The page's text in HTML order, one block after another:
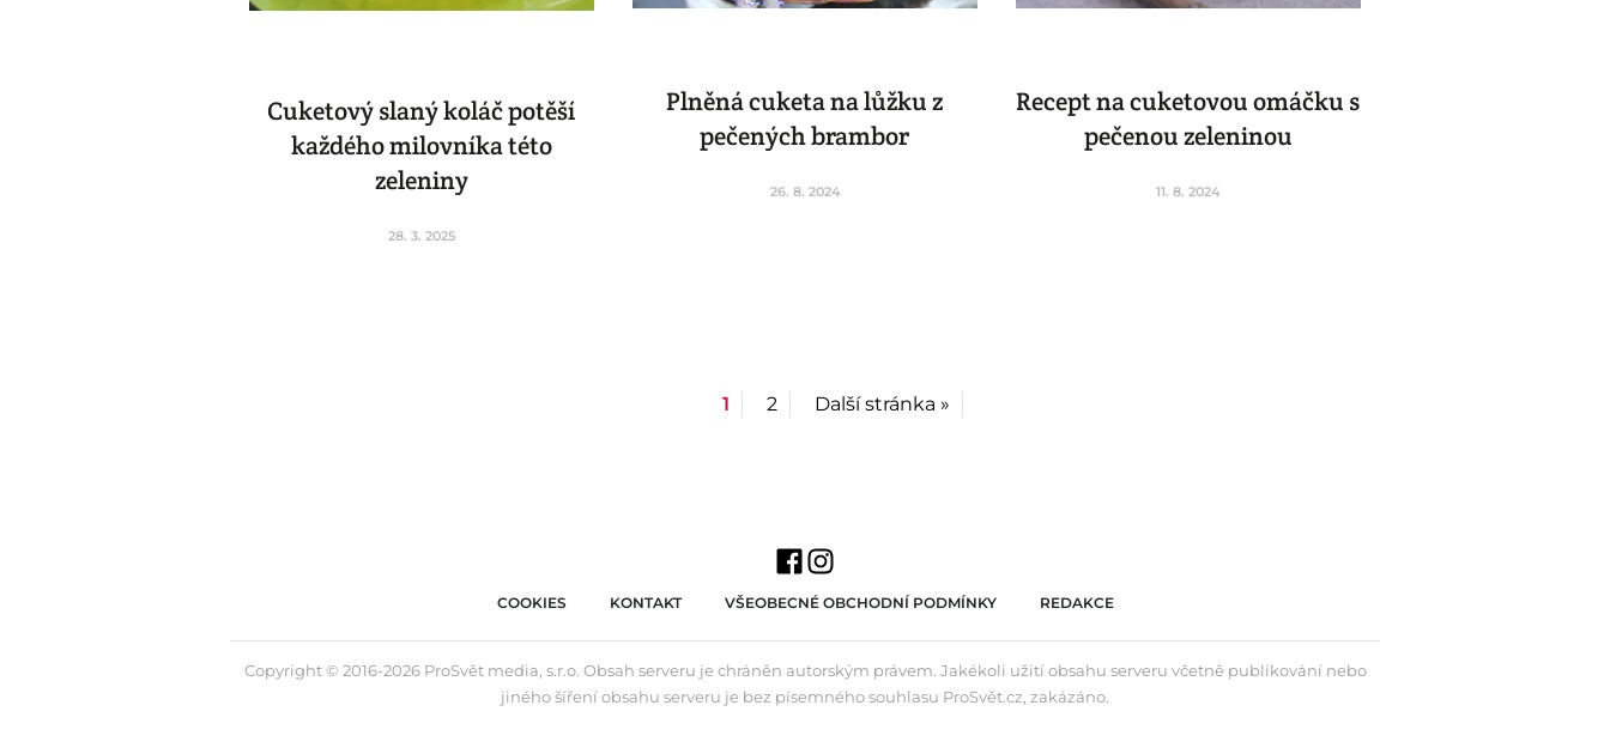
Cuketový slaný koláč potěší
každého milovníka této
zeleniny
28. 3. 2025
Plněná cuketa na lůžku z
pečených brambor
26. 8. 2024
Recept na cuketovou omáčku s
pečenou zeleninou
11. 8. 2024
1 2 Další stránka »
COOKIES KONTAKT VŠEOBECNÉ OBCHODNÍ PODMÍNKY REDAKCE
Copyright © 2016-2026 ProSvět media, s.r.o. Obsah serveru je chráněn autorským právem. Jakékoli užití obsahu serveru včetně publikování nebo
jiného šíření obsahu serveru je bez písemného souhlasu ProSvět.cz, zakázáno.